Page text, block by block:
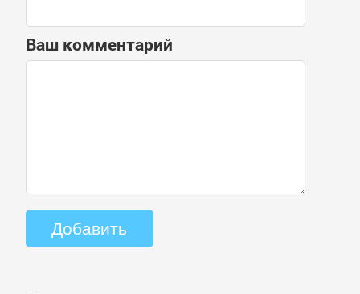
Ваш комментарий